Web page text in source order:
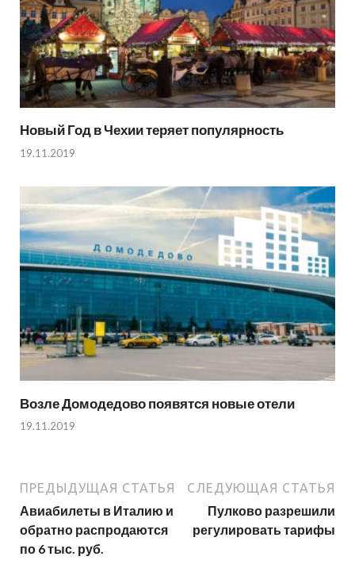
Новый Год в Чехии теряет популярность
19.11.2019
Возле Домодедово появятся новые отели
19.11.2019
ПРЕДЫДУЩАЯ СТАТЬЯ
Авиабилеты в Италию и
обратно распродаются
по 6 тыс. руб.
СЛЕДУЮЩАЯ СТАТЬЯ
Пулково разрешили
регулировать тарифы